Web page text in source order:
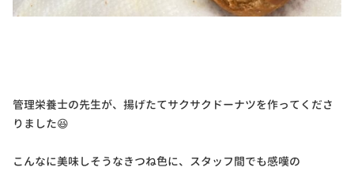
管理栄養士の先生が、揚げたてサクサクドーナツを作ってくださ
りました😆
こんなに美味しそうなきつね色に、スタッフ間でも感嘆の